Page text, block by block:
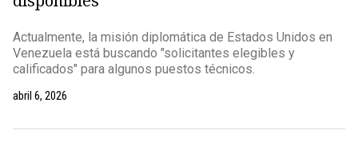
Actualmente, la misión diplomática de Estados Unidos en
Venezuela está buscando "solicitantes elegibles y
calificados" para algunos puestos técnicos.
abril 6, 2026